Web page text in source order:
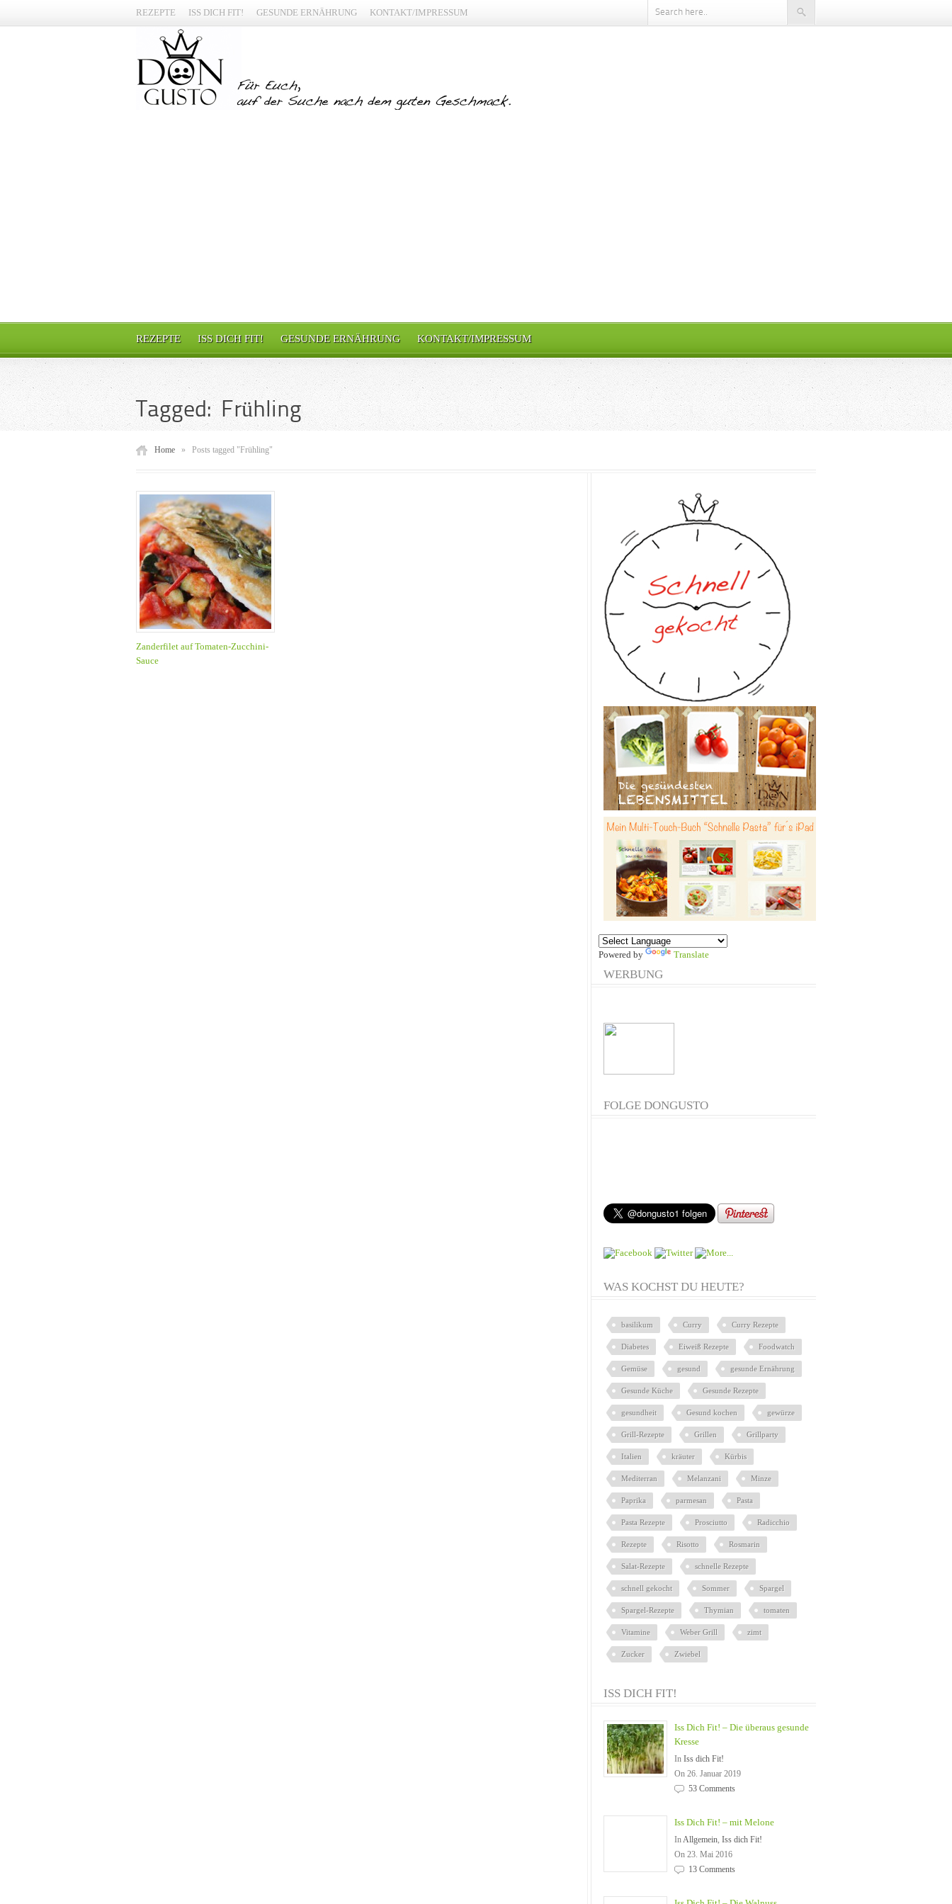
REZEPTE ISS DICH FIT! GESUNDE ERNÄHRUNG KONTAKT/IMPRESSUM
REZEPTE ISS DICH FIT! GESUNDE ERNÄHRUNG KONTAKT/IMPRESSUM
Tagged: Frühling
Home » Posts tagged "Frühling"
Zanderfilet auf Tomaten-Zucchini-
Sauce
Powered by Translate
WERBUNG
FOLGE DONGUSTO
WAS KOCHST DU HEUTE?
basilikum Curry Curry Rezepte
Diabetes Eiweiß Rezepte Foodwatch
Gemüse gesund gesunde Ernährung
Gesunde Küche Gesunde Rezepte
gesundheit Gesund kochen gewürze
Grill-Rezepte Grillen Grillparty
Italien kräuter Kürbis
Mediterran Melanzani Minze
Paprika parmesan Pasta
Pasta Rezepte Prosciutto Radicchio
Rezepte Risotto Rosmarin
Salat-Rezepte schnelle Rezepte
schnell gekocht Sommer Spargel
Spargel-Rezepte Thymian tomaten
Vitamine Weber Grill zimt
Zucker Zwiebel
ISS DICH FIT!
Iss Dich Fit! – Die überaus gesunde
Kresse
In Iss dich Fit!
On 26. Januar 2019
53 Comments
Iss Dich Fit! – mit Melone
InAllgemein, Iss dich Fit!
On 23. Mai 2016
13 Comments